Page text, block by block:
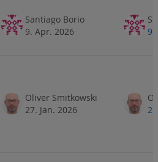
Santiago Borio
9. Apr. 2026
9.
Oliver Smitkowski
27. Jan. 2026
2.